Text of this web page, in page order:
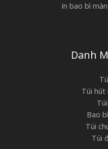
In bao bì
Danh
Túi hút
Bao
Túi
Túi